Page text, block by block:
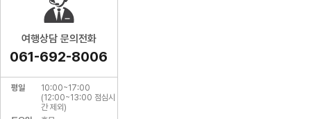
여행상담 문의전화
061-692-8006
평일
10:00~17:00
(12:00~13:00 점심시
간 제외)